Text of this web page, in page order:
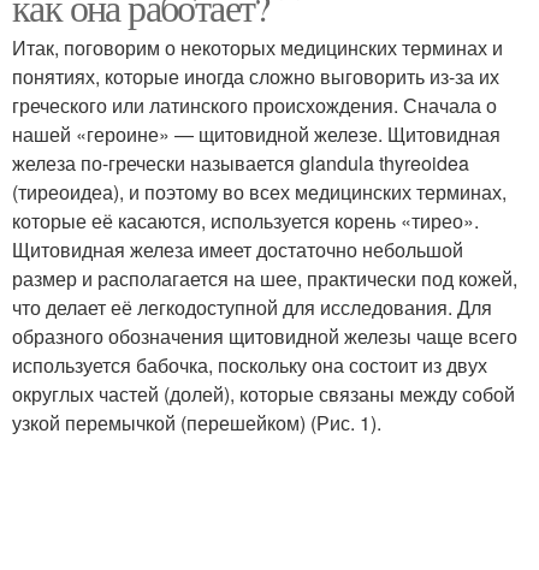
Итак, поговорим о некоторых медицинских терминах и
понятиях, которые иногда сложно выговорить из-за их
греческого или латинского происхождения. Сначала о
нашей «героине» — щитовидной железе. Щитовидная
железа по-гречески называет­ся glandula thyreoidea
(тиреоидеа), и поэтому во всех медицинских терминах,
которые её касаются, используется корень «тирео».
Щитовидная железа имеет достаточно не­большой
размер и располагается на шее, практически под кожей,
что делает её легко­доступной для исследования. Для
образного обозначения щитовидной железы чаще всего
используется бабочка, поскольку она состоит из двух
округлых частей (долей), которые связаны между собой
узкой перемычкой (перешейком) (Рис. 1).